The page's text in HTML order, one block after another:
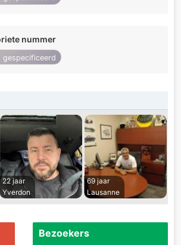
nummer
gespecificeerd
22 jaar
Yverdon
69 jaar
Lausanne
Bezoekers